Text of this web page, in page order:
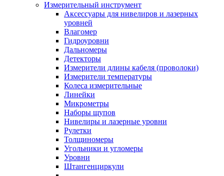
Измерительный инструмент
Аксессуары для нивелиров и лазерных
уровней
Влагомер
Гидроуровни
Дальномеры
Детекторы
Измерители длины кабеля (проволоки)
Измерители температуры
Колеса измерительные
Линейки
Микрометры
Наборы щупов
Нивелиры и лазерные уровни
Рулетки
Толщиномеры
Угольники и угломеры
Уровни
Штангенциркули